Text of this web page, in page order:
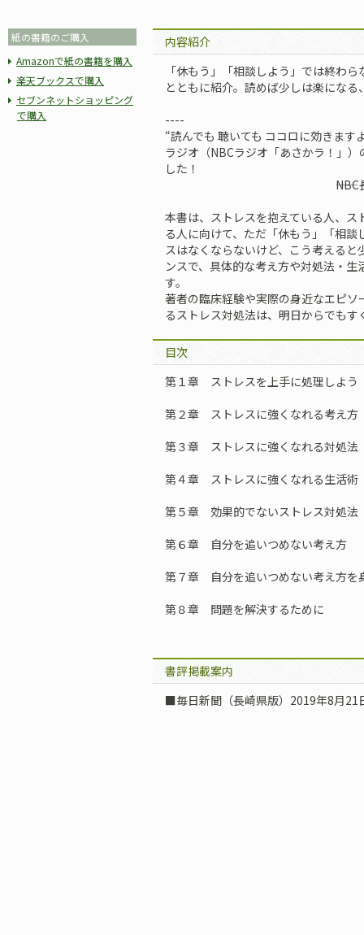
紙の書籍のご購入
Amazonで紙の書籍を購入
楽天ブックスで購入
セブンネットショッピング
で購入
内容紹介
「休もう」「相談しよう」では終わ
とともに紹介。読めば少しは楽になる
----
“読んでも 聴いても ココロに効きます
ラジオ（NBCラジオ「あさかラ！」
した！
――NBC長崎放送 ア
本書は、ストレスを抱えている人、
る人に向けて、ただ「休もう」「相
スはなくならないけど、こう考える
ンスで、具体的な考え方や対処法・
す。
著者の臨床経験や実際の身近なエピ
るストレス対処法は、明日からでも
目次
第１章 ストレスを上手に処理しよう
第２章 ストレスに強くなれる考え方
第３章 ストレスに強くなれる対処法
第４章 ストレスに強くなれる生活術
第５章 効果的でないストレス対処法
第６章 自分を追いつめない考え方
第７章 自分を追いつめない考え方を
第８章 問題を解決するために
書評掲載案内
■毎日新聞（長崎県版）2019年8月21